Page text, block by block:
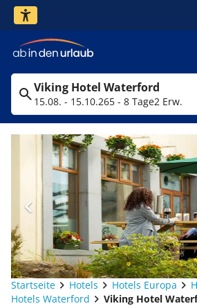
Viking Hotel Waterford
15.08. - 15.10.265 - 8 Tage2 Erw.
Startseite Hotels Hotels Europa
Hotels Waterford
Viking Hotel